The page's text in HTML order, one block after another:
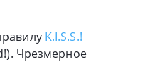
K.I.S.S.!
Чрезмерное